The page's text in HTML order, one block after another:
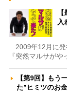
入
2009年12月に発
『突然マルサが
【第9回】も
た”ヒミツのお